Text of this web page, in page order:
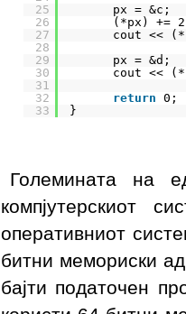
25
26
27
28
29
30
31
32
33
px = &c;
(*px) +=
px = &d;
return 0;
}
Големината на
компјутерскиот
оперативниот
битни мемориски
бајти податочен